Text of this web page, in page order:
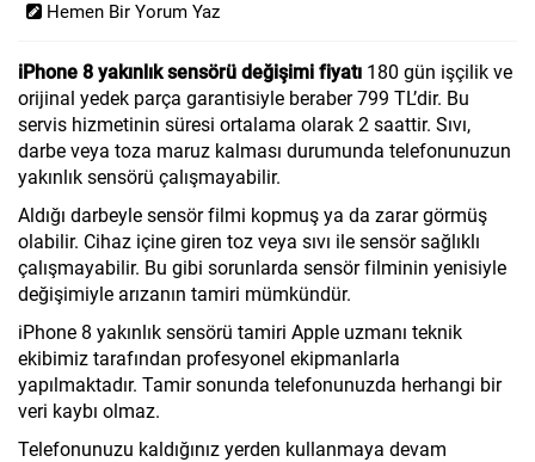
Hemen Bir Yorum Yaz
iPhone 8 yakınlık sensörü değişimi fiyatı 180 gün işçilik ve
orijinal yedek parça garantisiyle beraber 799 TL’dir. Bu
servis hizmetinin süresi ortalama olarak 2 saattir. Sıvı,
darbe veya toza maruz kalması durumunda telefonunuzun
yakınlık sensörü çalışmayabilir.
Aldığı darbeyle sensör filmi kopmuş ya da zarar görmüş
olabilir. Cihaz içine giren toz veya sıvı ile sensör sağlıklı
çalışmayabilir. Bu gibi sorunlarda sensör filminin yenisiyle
değişimiyle arızanın tamiri mümkündür.
iPhone 8 yakınlık sensörü tamiri Apple uzmanı teknik
ekibimiz tarafından profesyonel ekipmanlarla
yapılmaktadır. Tamir sonunda telefonunuzda herhangi bir
veri kaybı olmaz.
Telefonunuzu kaldığınız yerden kullanmaya devam